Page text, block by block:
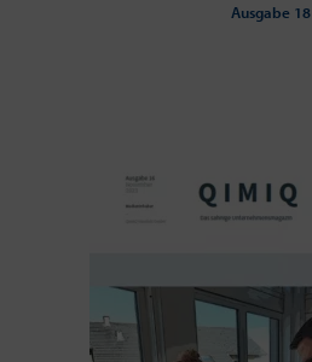
Ausgabe 18